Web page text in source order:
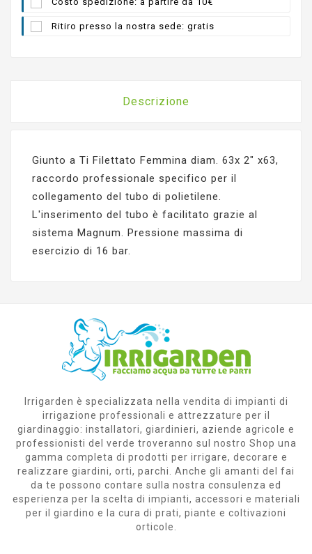
Ritiro presso la nostra sede: gratis
Descrizione
Giunto a Ti Filettato Femmina diam. 63x 2" x63,
raccordo professionale specifico per il
collegamento del tubo di polietilene.
L'inserimento del tubo è facilitato grazie al
sistema Magnum. Pressione massima di
esercizio di 16 bar.
Irrigarden è specializzata nella vendita di impianti di
irrigazione professionali e attrezzature per il
giardinaggio: installatori, giardinieri, aziende agricole e
professionisti del verde troveranno sul nostro Shop una
gamma completa di prodotti per irrigare, decorare e
realizzare giardini, orti, parchi. Anche gli amanti del fai
da te possono contare sulla nostra consulenza ed
esperienza per la scelta di impianti, accessori e materiali
per il giardino e la cura di prati, piante e coltivazioni
orticole.